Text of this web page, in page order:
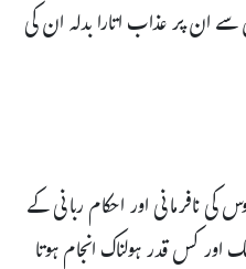
ان پر عذاب اتارا بدلہ ان کی
نافرمانی اور احکام ربانی کے
اور کس قدر ہولناک انجام ہوتا